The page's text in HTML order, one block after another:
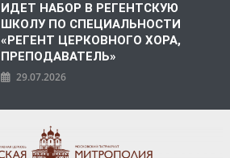
ИДЕТ НАБОР В РЕГЕНТСКУЮ
ШКОЛУ ПО СПЕЦИАЛЬНОСТИ
«РЕГЕНТ ЦЕРКОВНОГО ХОРА,
ПРЕПОДАВАТЕЛЬ»
29.07.2026